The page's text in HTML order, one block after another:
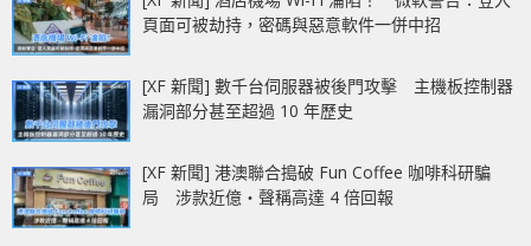
頁面可被劫持，密碼與惡意軟件一併中招
[XF 新聞] 數千台伺服器被後門攻擊 主機板控制器
漏洞部分甚至超過 10 年歷史
[XF 新聞] 港澳聯合搗破 Fun Coffee 咖啡科研騙
局 涉款近億‧聲稱高達 4 倍回報